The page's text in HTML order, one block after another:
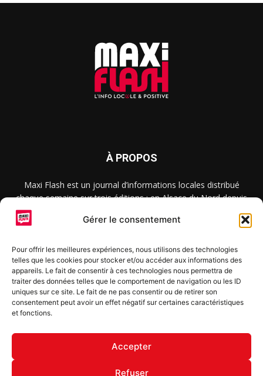
Gérer le consentement
Pour offrir les meilleures expériences, nous utilisons des technologies
telles que les cookies pour stocker et/ou accéder aux informations des
appareils. Le fait de consentir à ces technologies nous permettra de
traiter des données telles que le comportement de navigation ou les ID
uniques sur ce site. Le fait de ne pas consentir ou de retirer son
consentement peut avoir un effet négatif sur certaines caractéristiques
et fonctions.
Accepter
Refuser
À PROPOS
Maxi Flash est un journal d’informations locales distribué
chaque semaine sur trois éditions : en Alsace du Nord depuis
2015, dans les secteurs d’Obernai-Molsheim-Erstein depuis
2022, et à Colmar, Vignoble et Plaine depuis 2023.
SUIVEZ-NOUS
S'inscrire à la newsletter